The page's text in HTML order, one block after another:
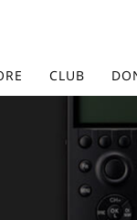
CLUB